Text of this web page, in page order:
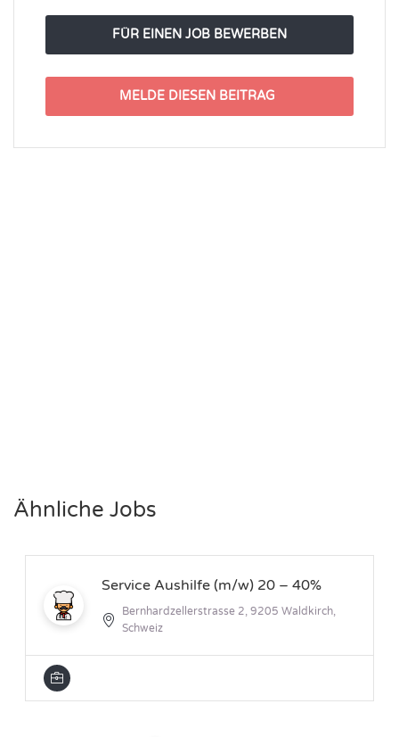
FÜR EINEN JOB BEWERBEN
MELDE DIESEN BEITRAG
Ähnliche Jobs
Service Aushilfe (m/w) 20 – 40%
Bernhardzellerstrasse 2, 9205 Waldkirch,
Schweiz